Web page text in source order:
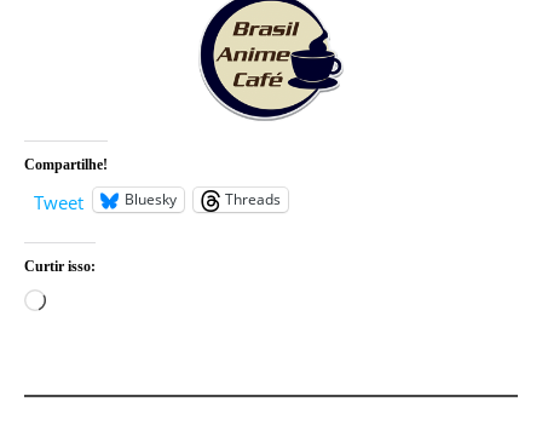
Compartilhe!
Tweet Bluesky Threads
Curtir isso:
Carregando...